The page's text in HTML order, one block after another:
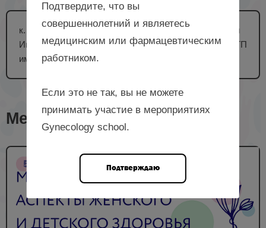
к. м. н., врач-генетик отделения клинической генетики
Института репродуктивной генетики ФГБУ «НМИЦ АГП
им. В.И. Кулакова» Минздрава России, г. Москва
Мероприятия с лектором
5 НМО
Подтвердите, что вы
совершеннолетний и являетесь
медицинским или фармацевтическим
работником.
Если это не так, вы не можете
принимать участие в мероприятиях
Gynecology school.
Подтверждаю